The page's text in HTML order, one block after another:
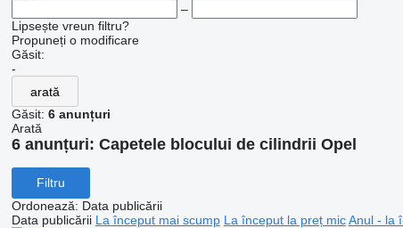
–
Lipsește vreun filtru?
Propuneți o modificare
Găsit:
-
arată
Găsit: 6 anunțuri
Arată
6 anunțuri: Capetele blocului de cilindrii Opel
Filtru
Ordonează: Data publicării
Data publicării La început mai scump La început la preț mic Anul - la